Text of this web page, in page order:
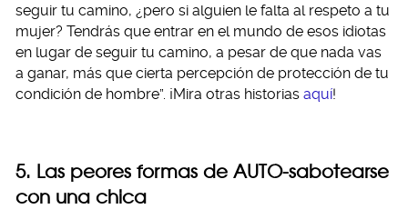
seguir tu camino, ¿pero si alguien le falta al respeto a tu
mujer? Tendrás que entrar en el mundo de esos idiotas
en lugar de seguir tu camino, a pesar de que nada vas
a ganar, más que cierta percepción de protección de tu
condición de hombre”. ¡Mira otras historias aquí!
5. Las peores formas de AUTO-sabotearse
con una chica